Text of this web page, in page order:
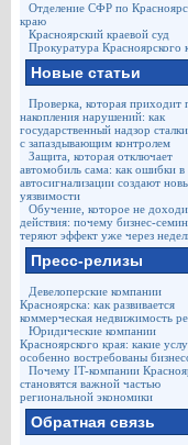
Отделение СФР по
краю
Красноярский краевой суд
Прокуратура Красноярского
Новые статьи
Проверка, которая приходит
накопления нарушений: как
государственный надзор
с запаздывающим контролем
Защита, которая отключает
автомобиль сама: как ошибки в
автосигнализации создают
уязвимости
Обучение, которое не
действия: почему бизнес-
теряют эффект уже через
Пресс-релизы
Девелоперские компании
Красноярска: как развивается
коммерческая недвижимость
Юридические компании
Красноярского края: какие
особенно востребованы
Почему IT-компании
становятся важной частью
региональной экономики
Обратная связь